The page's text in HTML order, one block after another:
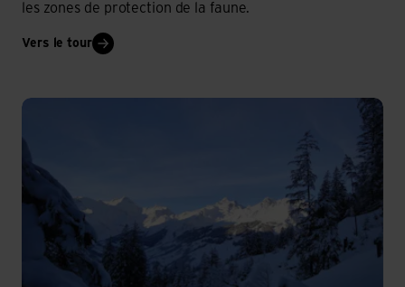
les zones de protection de la faune.
Vers le tour